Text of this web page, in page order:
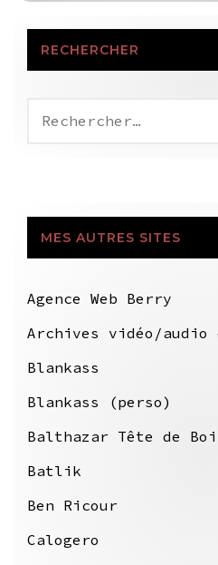
RECHERCHER
MES AUTRES SITES
Agence Web Berry
Archives vidéo/audio
Blankass
Blankass (perso)
Balthazar Tête de
Batlik
Ben Ricour
Calogero